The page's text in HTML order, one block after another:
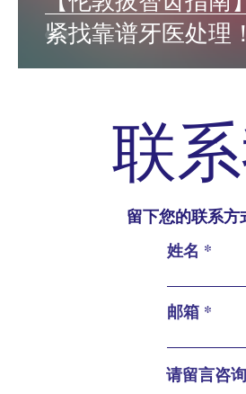
紧找靠谱牙医处理！
联
留下您的联系
姓名
邮箱
请留言咨